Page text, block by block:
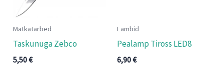
Matkatarbed
Taskunuga Zebco
5,50€
Lambid
Pealamp Tiross LED8
6,90€